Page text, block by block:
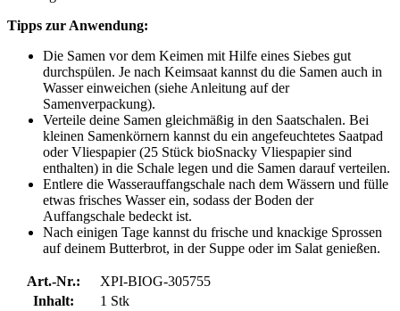
Tipps zur Anwendung:
Die Samen vor dem Keimen mit Hilfe eines Siebes gut
durchspülen. Je nach Keimsaat kannst du die Samen auch in
Wasser einweichen (siehe Anleitung auf der
Samenverpackung).
Verteile deine Samen gleichmäßig in den Saatschalen. Bei
kleinen Samenkörnern kannst du ein angefeuchtetes Saatpad
oder Vliespapier (25 Stück bioSnacky Vliespapier sind
enthalten) in die Schale legen und die Samen darauf verteilen.
Entlere die Wasserauffangschale nach dem Wässern und fülle
etwas frisches Wasser ein, sodass der Boden der
Auffangschale bedeckt ist.
Nach einigen Tage kannst du frische und knackige Sprossen
auf deinem Butterbrot, in der Suppe oder im Salat genießen.
Art.-Nr.:
XPI-BIOG-305755
Inhalt:
1 Stk